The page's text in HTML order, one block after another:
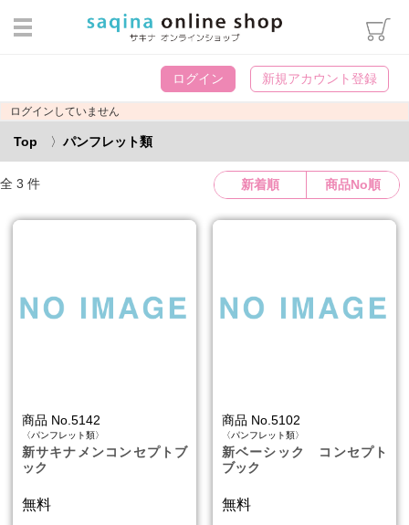
カテゴリから選ぶ
ヘアケア・ボディケア・オーラ
ルケア
ウィッグ用雑貨
おすすめ商品
ランキング
ログイン 新規アカウント登録
ログインしていません
Top パンフレット類
全 3 件 新着順 商品No順
商品 No.5142
〈パンフレット類〉
新サキナメンコンセプトブ
ック
無料
商品 No.5102
〈パンフレット類〉
新ベーシック コンセプト
ブック
無料